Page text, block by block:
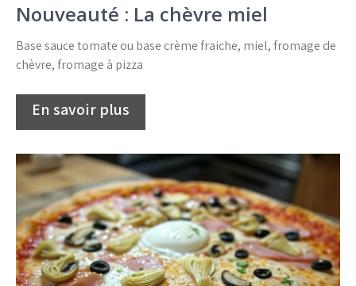
Nouveauté : La chèvre miel
Base sauce tomate ou base crème fraiche, miel, fromage de
chèvre, fromage à pizza